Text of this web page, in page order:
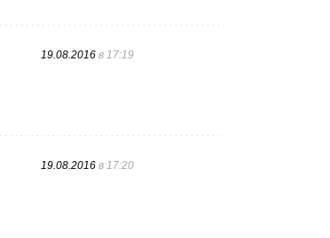
19.08.2016 в 17:19
19.08.2016 в 17:20